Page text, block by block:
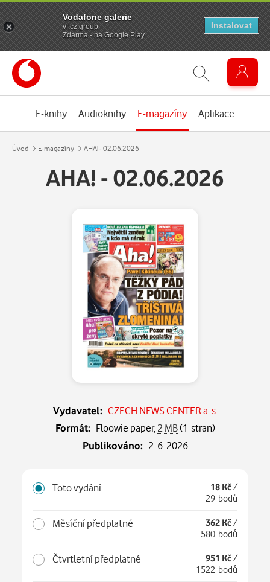
E-knihy Audioknihy E-magazíny Aplikace
Úvod E-magazíny AHA! - 02.06.2026
AHA! - 02.06.2026
Vydavatel: CZECH NEWS CENTER a. s.
Formát: Floowie paper, 2 MB(1 stran)
Publikováno: 2. 6. 2026
Toto vydání 18 Kč/
29 bodů
Měsíční předplatné 362 Kč/
580 bodů
Čtvrtletní předplatné 951 Kč/
1522 bodů
Vodafone galerie
vf.cz.group
Zdarma - na Google Play
Instalovat